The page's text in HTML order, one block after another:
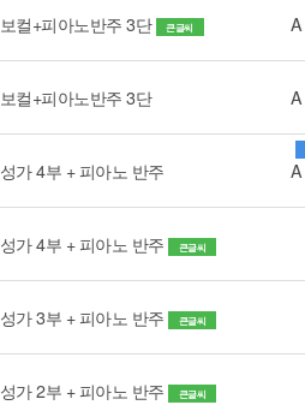
보컬+피아노반주 3단 큰글씨
보컬+피아노반주 3단
성가 4부 + 피아노 반주
성가 4부 + 피아노 반주 큰글씨
성가 3부 + 피아노 반주 큰글씨
성가 2부 + 피아노 반주 큰글씨